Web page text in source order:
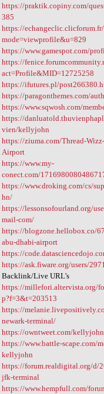
https://praktik.copiny.com/
385
https://
mode=viewprofile&u=829
https://www.gamespot.com/
https://
act=Profile&MID=12725258
https://ifutures.pl/
https://paragonthemes.com/
https://www.sqwosh.com/
https://
vien/kellyjohn
https://ziuma.com/Thread-
Airport
https://www.my-
conect.com/
https://www.droking.com/cs/
hn/
https://lessonsofourland.org/
mail-com/
https://blogzone.hellobox.co/
abu-dhabi-airport
https://
https://ask.fiware.org/users/
Backlink/Live URL's
https://millefori.altervista.org/
p?f=3&t=203513
https://
newark-terminal/
https://owntweet.com/kellyjohn
https://www.battle-scape.com/
kellyjohn
https://forum.realdigital.org/d/
jfk-terminal
https://www.hempfull.com/